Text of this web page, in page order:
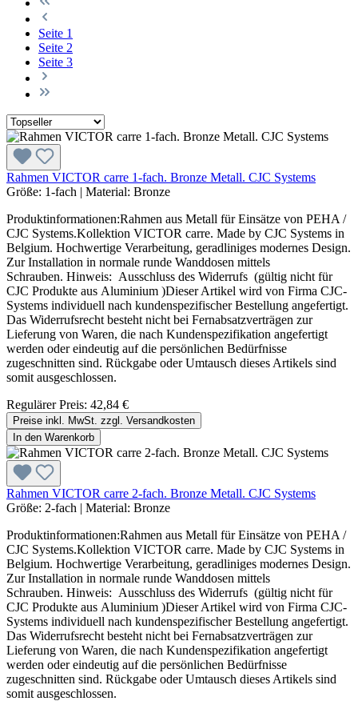
Seite 1
Seite 2
Seite 3
Rahmen VICTOR carre 1-fach. Bronze Metall. CJC Systems
Größe: 1-fach | Material: Bronze
Produktinformationen:Rahmen aus Metall für Einsätze von PEHA /
CJC Systems.Kollektion VICTOR carre. Made by CJC Systems in
Belgium. Hochwertige Verarbeitung, geradliniges modernes Design.
Zur Installation in normale runde Wanddosen mittels
Schrauben. Hinweis: Ausschluss des Widerrufs (gültig nicht für
CJC Produkte aus Aluminium )Dieser Artikel wird von Firma CJC-
Systems individuell nach kundenspezifischer Bestellung angefertigt.
Das Widerrufsrecht besteht nicht bei Fernabsatzverträgen zur
Lieferung von Waren, die nach Kundenspezifikation angefertigt
werden oder eindeutig auf die persönlichen Bedürfnisse
zugeschnitten sind. Rückgabe oder Umtausch dieses Artikels sind
somit ausgeschlossen.
Regulärer Preis: 42,84 €
Preise inkl. MwSt. zzgl. Versandkosten
In den Warenkorb
Rahmen VICTOR carre 2-fach. Bronze Metall. CJC Systems
Größe: 2-fach | Material: Bronze
Produktinformationen:Rahmen aus Metall für Einsätze von PEHA /
CJC Systems.Kollektion VICTOR carre. Made by CJC Systems in
Belgium. Hochwertige Verarbeitung, geradliniges modernes Design.
Zur Installation in normale runde Wanddosen mittels
Schrauben. Hinweis: Ausschluss des Widerrufs (gültig nicht für
CJC Produkte aus Aluminium )Dieser Artikel wird von Firma CJC-
Systems individuell nach kundenspezifischer Bestellung angefertigt.
Das Widerrufsrecht besteht nicht bei Fernabsatzverträgen zur
Lieferung von Waren, die nach Kundenspezifikation angefertigt
werden oder eindeutig auf die persönlichen Bedürfnisse
zugeschnitten sind. Rückgabe oder Umtausch dieses Artikels sind
somit ausgeschlossen.